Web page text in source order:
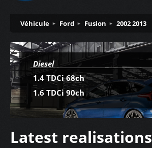
Véhicule Ford Fusion 2002 2013
Diesel
1.4 TDCi 68ch
1.6 TDCi 90ch
Latest realisations